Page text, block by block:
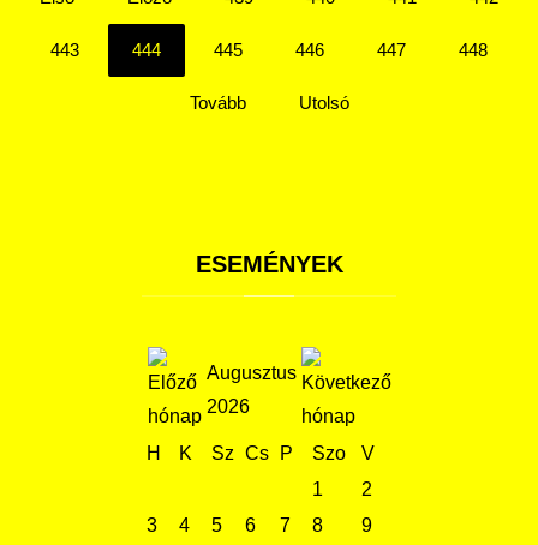
443 444 445 446 447 448
Tovább Utolsó
ESEMÉNYEK
Augusztus
2026
H K Sz Cs P Szo
V
1
2
3
4 5 6 7 8
9